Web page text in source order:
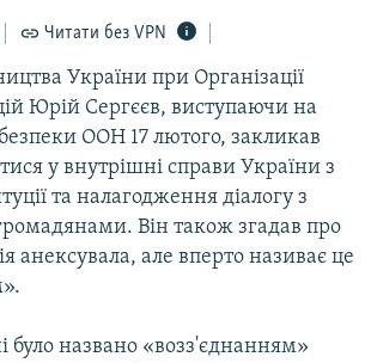
КРИМУ
Читати без VPN
України при Організації
Юрій Сергєєв, виступаючи на
ООН 17 лютого, закликав
у внутрішні справи України з
та налагодження діалогу з
Він також згадав про
анексувала, але вперто називає це
було названо «возз'єднанням»